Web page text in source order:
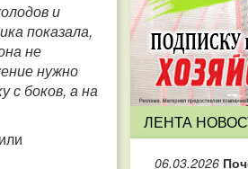
и
показала,
не
нужно
с боков, а на
ЛЕНТА
06.03.2026